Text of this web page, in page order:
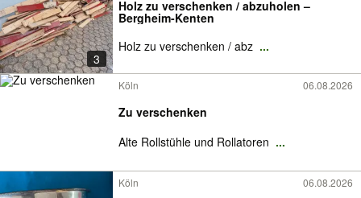
3
Holz zu verschenken / abzuholen –
Bergheim-Kenten
Holz zu verschenken / abz ...
Köln 06.08.2026
Zu verschenken
Alte Rollstühle und Rollatoren ...
Köln 06.08.2026